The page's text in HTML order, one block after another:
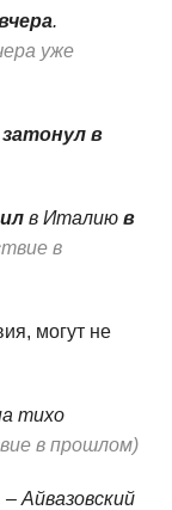
.
уже
затонул в
в Италию в
в
могут не
тихо
в прошлом)
– Айвазовский